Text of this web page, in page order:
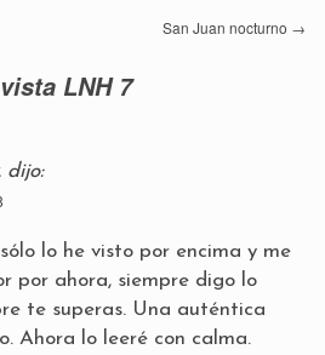
San Juan nocturno →
LNH 7
dijo:
lo he visto por encima y me
por ahora, siempre digo lo
te superas. Una auténtica
Ahora lo leeré con calma.